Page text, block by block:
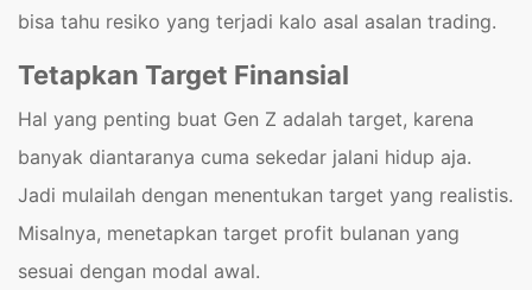
bisa tahu resiko yang terjadi kalo asal asalan trading.
Tetapkan Target Finansial
Hal yang penting buat Gen Z adalah target, karena
banyak diantaranya cuma sekedar jalani hidup aja.
Jadi mulailah dengan menentukan target yang realistis.
Misalnya, menetapkan target profit bulanan yang
sesuai dengan modal awal.